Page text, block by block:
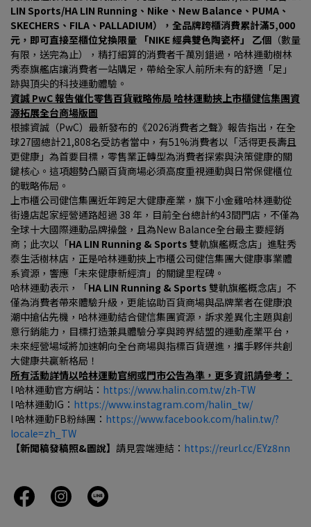
LIN Sports/HA LIN Running、Nike、New Balance、PUMA、
SKECHERS、FILA、PALLADIUM），全品牌跨櫃消費累計滿5,000
元，即可直接至櫃位兌換限量 「NIKE 經典雙色陶瓷杯」 乙個 （數量
有限，送完為止），精打細算的消費者千萬別錯過，哈林運動樹林
秀泰旗艦店讓消費者一站購足，帶給全家人前所未有的舒適「足」
跡與頂尖的科技運動體驗。
資誠 PwC 報告催化零售百貨戰略佈局 哈林運動挾上市櫃健信集團資
源拓展全台商場版圖
根據資誠（PwC）最新發布的《2026消費者之聲》報告指出，在全
球27國總計21,808名受訪者當中，有51%消費者以「活得更長壽且
更健康」為首要目標，零售業正轉型為消費者探索與決策健康的關
鍵核心。這項趨勢凸顯百貨商場必須高度重視運動與日常保健櫃位
的戰略佈局。
上市櫃公司健信集團近年跨足大健康產業，旗下小金雞哈林運動從
街邊店起家經營通路超過 38 年，目前全台總計約43間門店，不僅為
全球十大國際運動品牌操盤，且為New Balance全台最主要經銷
商；此次以「HA LIN Running & Sports 雙軌旗艦概念店」進駐秀
泰生活樹林店，正是哈林運動挾上市櫃公司健信集團大健康事業體
系資源，響應「未來健康新經濟」的關鍵里程碑。
哈林運動表示，「HA LIN Running & Sports 雙軌旗艦概念店」不
僅為消費者帶來體驗升級，更能協助百貨商場與品牌業者在健康浪
潮中搶佔先機，哈林運動結合健信集團資源，訴求差異化主題與創
意行銷能力，目標打造兼具體驗分享與跨界結盟的運動產業平台，
未來經營場域將加速朝向全台商場與指標百貨邁進，攜手夥伴共創
大健康共贏新格局！
所有活動詳情以哈林運動官網或門市公告為準，更多資訊請參考：
l 哈林運動官方網站： https://www.halin.com.tw/zh-TW
l 哈林運動IG： https://www.instagram.com/halin_tw/
l 哈林運動FB粉絲團： https://www.facebook.com/halin.tw/?
locale=zh_TW
【新聞稿發稿照&圖說】 請見雲端連結： https://reurl.cc/EYz8nn